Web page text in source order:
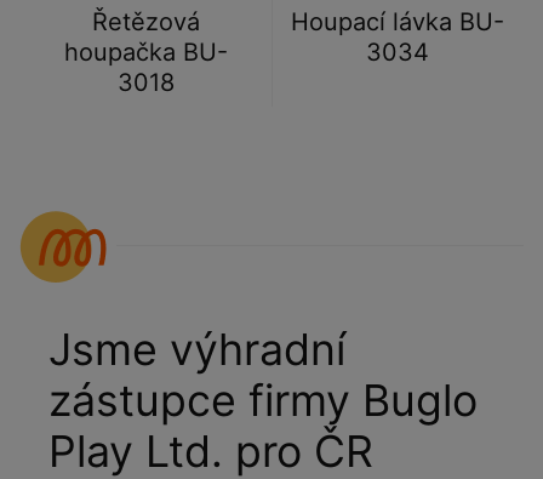
Řetězová
houpačka BU-
3018
Houpací lávka BU-
3034
Jsme výhradní
zástupce firmy Buglo
Play Ltd. pro ČR